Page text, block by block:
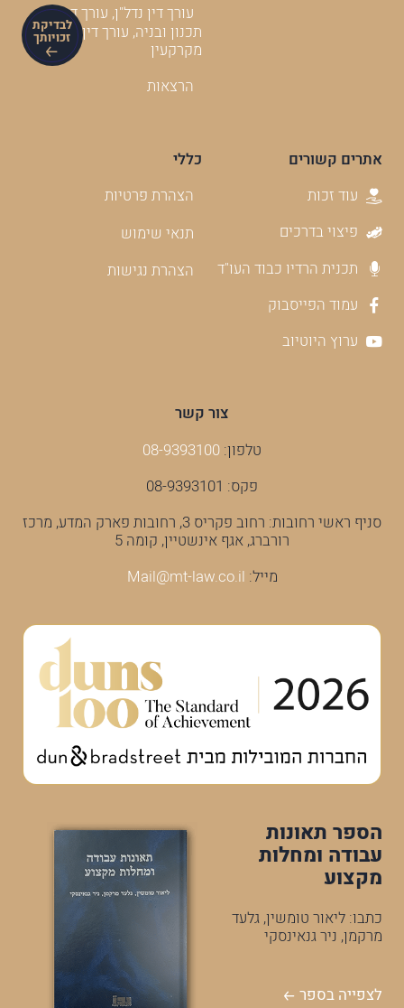
לבדיקת
זכויותך
עורך דין נדל"ן, עורך דין
תכנון ובניה, עורך דין
מקרקעין
הרצאות
אתרים קשורים
עוד זכות
פיצוי בדרכים
תכנית הרדיו כבוד העו"ד
עמוד הפייסבוק
ערוץ היוטיוב
כללי
הצהרת פרטיות
תנאי שימוש
הצהרת נגישות
צור קשר
טלפון: 08-9393100
פקס: 08-9393101
סניף ראשי רחובות: רחוב פקריס 3, רחובות פארק המדע, מרכז
רורברג, אגף אינשטיין, קומה 5
מייל: Mail@mt-law.co.il
הספר תאונות
עבודה ומחלות
מקצוע
כתבו: ליאור טומשין, גלעד
מרקמן, ניר גנאינסקי
לצפייה בספר